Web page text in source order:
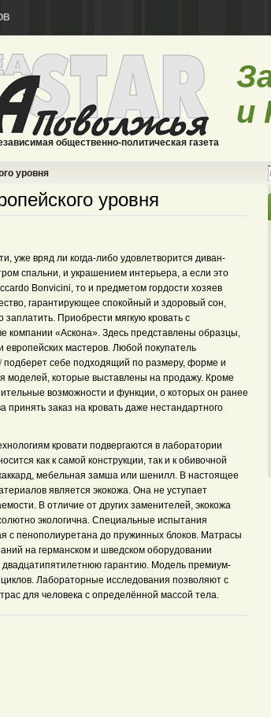
общественно-политическая газета
и
уровня
уровня
уже вряд ли когда-либо удовлетворится диван-
спальни, и украшением интерьера, а если это
Bonvicini, то и предметом гордости хозяев
гарантирующее спокойный и здоровый сон,
заплатить. Приобрести мягкую кровать с
компании «Аскона». Здесь представлены образцы,
мастеров. Любой покупатель
подберет себе подходящий по размеру, форме и
моделей, которые выставлены на продажу. Кроме
возможности и функции, о которых он ранее
принять заказ на кровать даже нестандартного
кровати подвергаются в лаборатории
как к самой конструкции, так и к обивочной
мебельная замша или шенилл. В настоящее
является экокожа. Она не уступает
В отличие от других заменителей, экокожа
экологична. Специальные испытания
с пенополиуретана до пружинных блоков. Матрасы
на германском и шведском оборудовании
двадцатипятилетнюю гарантию. Модель премиум-
Лабораторные исследования позволяют с
для человека с определённой массой тела.